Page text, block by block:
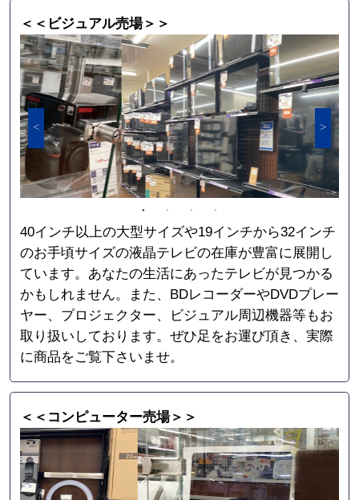
＜＜ビジュアル売場＞＞
40インチ以上の大型サイズや19インチから32インチ
のお手頃サイズの液晶テレビの在庫が豊富に展開し
ています。あなたの生活にあったテレビが見つかる
かもしれません。また、BDレコーダーやDVDプレー
ヤー、プロジェクター、ビジュアル周辺機器等もお
取り扱いしております。ぜひ足をお運び頂き、実際
に商品をご覧下さいませ。
＜＜コンピューター売場＞＞